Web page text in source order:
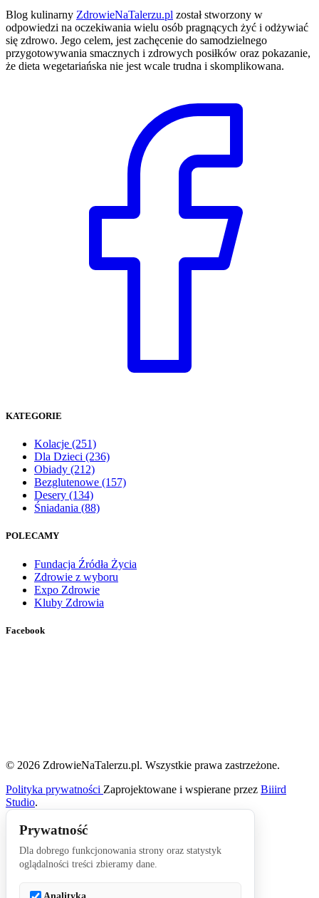
Blog kulinarny ZdrowieNaTalerzu.pl został stworzony w
odpowiedzi na oczekiwania wielu osób pragnących żyć i odżywiać
się zdrowo. Jego celem, jest zachęcenie do samodzielnego
przygotowywania smacznych i zdrowych posiłków oraz pokazanie,
że dieta wegetariańska nie jest wcale trudna i skomplikowana.
KATEGORIE
Kolacje (251)
Dla Dzieci (236)
Obiady (212)
Bezglutenowe (157)
Desery (134)
Śniadania (88)
POLECAMY
Fundacja Źródła Życia
Zdrowie z wyboru
Expo Zdrowie
Kluby Zdrowia
Facebook
© 2026 ZdrowieNaTalerzu.pl. Wszystkie prawa zastrzeżone.
Polityka prywatności Zaprojektowane i wspierane przez Biiird
Studio.
Prywatność
Dla dobrego funkcjonowania strony oraz statystyk
oglądalności treści zbieramy dane.